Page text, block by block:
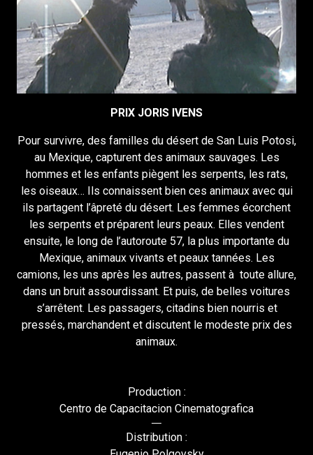
PRIX JORIS IVENS
Pour survivre, des familles du désert de San Luis Potosi,
au Mexique, capturent des animaux sauvages. Les
hommes et les enfants piègent les serpents, les rats,
les oiseaux… Ils connaissent bien ces animaux avec qui
ils partagent l’âpreté du désert. Les femmes écorchent
les serpents et préparent leurs peaux. Elles vendent
ensuite, le long de l’autoroute 57, la plus importante du
Mexique, animaux vivants et peaux tannées. Les
camions, les uns après les autres, passent à toute allure,
dans un bruit assourdissant. Et puis, de belles voitures
s’arrêtent. Les passagers, citadins bien nourris et
pressés, marchandent et discutent le modeste prix des
animaux.
Production :
Centro de Capacitacion Cinematografica
Distribution :